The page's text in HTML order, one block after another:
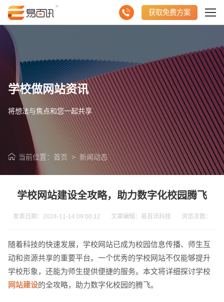
获取免费方案
学校做网站资讯
将想法与焦点和您一起共享
当前位置： 首页 > 新闻动态
学校网站建设全攻略，助力数字化校园腾飞
发表日期：2024-11-14 09:00:12 文章编辑：易百讯科技 浏览次数：
随着科技的快速发展，学校网站已成为校园信息传播、师生互
动和资源共享的重要平台。一个优秀的学校网站不仅能够提升
学校形象，还能为师生提供便捷的服务。本文将详细探讨学校
网站建设的全攻略，助力数字化校园的腾飞。